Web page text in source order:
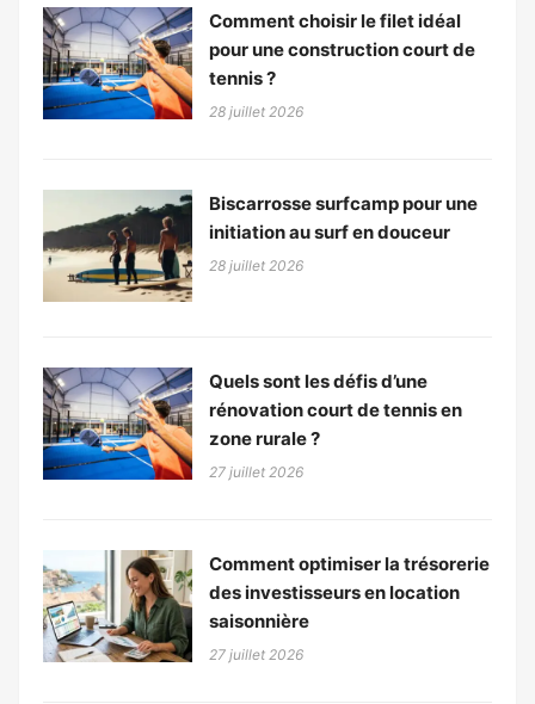
Comment choisir le filet idéal
pour une construction court de
tennis ?
28 juillet 2026
Biscarrosse surfcamp pour une
initiation au surf en douceur
28 juillet 2026
Quels sont les défis d’une
rénovation court de tennis en
zone rurale ?
27 juillet 2026
Comment optimiser la trésorerie
des investisseurs en location
saisonnière
27 juillet 2026